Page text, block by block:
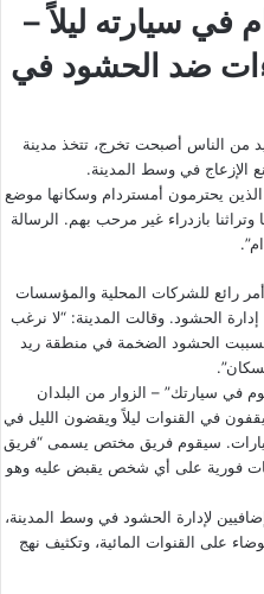
سيارته ليلاً –
ضد الحشود في
من الناس أصبحت تخرج، تتخذ مدينة
الإزعاج في وسط المدينة.
يحترمون أمستردام وسكانها موضع
وتراثنا بازدراء غير مرحب بهم. الرسالة
رائع للشركات المحلية والمؤسسات
الحشود. وقالت المدينة: “لا نرغب
تسببت الحشود الضخمة في منطقة ريد
في سيارتك” – الزوار من البلدان
في القنوات ليلاً ويقضون الليل في
سيقوم فريق مختص يسمى “فريق
فورية على أي شخص يقبض عليه وهو
لإدارة الحشود في وسط المدينة،
على القنوات المائية، وتكثيف نهج